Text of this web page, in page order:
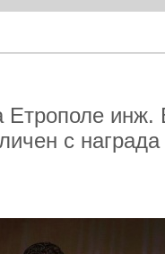
инж.
с